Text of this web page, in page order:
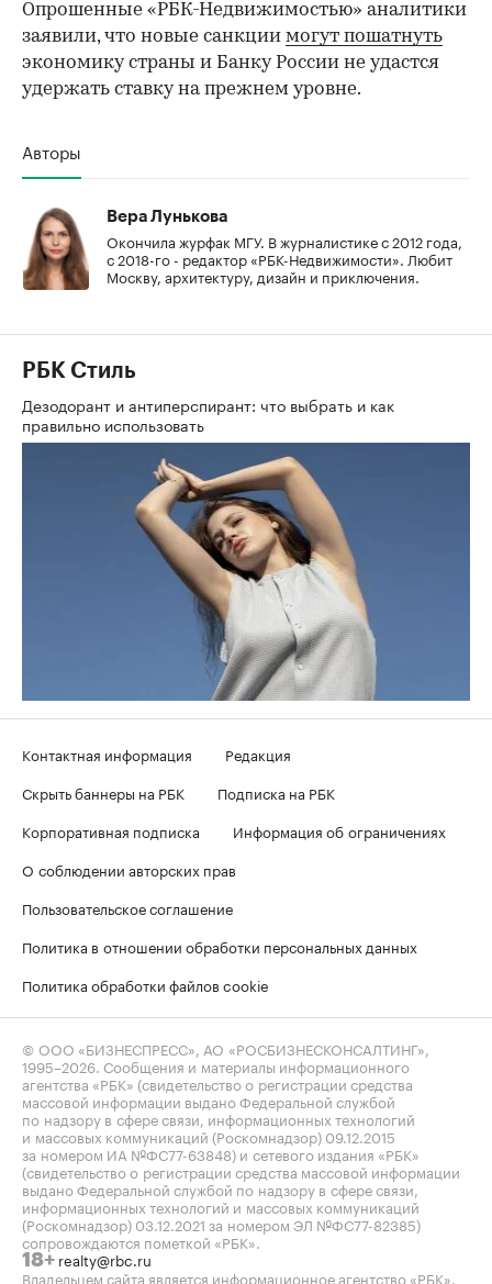
Опрошенные «РБК-Недвижимостью» аналитики
заявили, что новые санкции могут пошатнуть
экономику страны и Банку России не удастся
удержать ставку на прежнем уровне.
Авторы
Вера Лунькова
Окончила журфак МГУ. В журналистике с 2012 года,
с 2018-го - редактор «РБК-Недвижимости». Любит
Москву, архитектуру, дизайн и приключения.
РБК Стиль
Дезодорант и антиперспирант: что выбрать и как
правильно использовать
Контактная информация
Редакция
Скрыть баннеры на РБК
Подписка на РБК
Корпоративная подписка
Информация об ограничениях
О соблюдении авторских прав
Пользовательское соглашение
Политика в отношении обработки персональных данных
Политика обработки файлов cookie
© ООО «БИЗНЕСПРЕСС», АО «РОСБИЗНЕСКОНСАЛТИНГ»,
1995–2026 . Сообщения и материалы информационного
агентства «РБК» (свидетельство о регистрации средства
массовой информации выдано Федеральной службой
по надзору в сфере связи, информационных технологий
и массовых коммуникаций (Роскомнадзор) 09.12.2015
за номером ИА №ФС77-63848) и сетевого издания «РБК»
(свидетельство о регистрации средства массовой информации
выдано Федеральной службой по надзору в сфере связи,
информационных технологий и массовых коммуникаций
(Роскомнадзор) 03.12.2021 за номером ЭЛ №ФС77-82385)
сопровождаются пометкой «РБК».
18+ realty@rbc.ru
Владельцем сайта является информационное агентство «РБК».